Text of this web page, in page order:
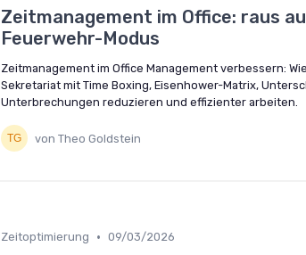
Zeitmanagement im Office: raus
Feuerwehr-Modus
Zeitmanagement im Office Management verbessern:
Sekretariat mit Time Boxing, Eisenhower-Matrix,
Unterbrechungen reduzieren und effizienter arbeiten.
von Theo Goldstein
Zeitoptimierung • 09/03/2026